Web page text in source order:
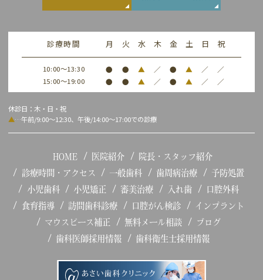
診療時間 月 火 水 木 金 土 日 祝
10:00～13:30 ● ● ▲ ／ ● ▲ ／ ／
15:00～19:00 ● ● ▲ ／ ● ▲ ／ ／
休診日：木・日・祝
▲…午前/9:00～12:30、午後/14:00～17:00での診療
HOME 医院紹介
院長・スタッフ紹介
診療時間・アクセス
一般歯科 歯周病治療
予防処置
小児歯科
小児矯正 審美治療 入れ歯
口腔外科
食育指導
訪問歯科診療 口腔がん検診
インプラント
マウスピース補正
無料メール相談
ブログ
歯科医師採用情報
歯科衛生士採用情報